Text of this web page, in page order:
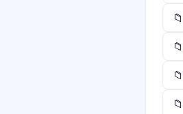
📁
📁
📁
📁